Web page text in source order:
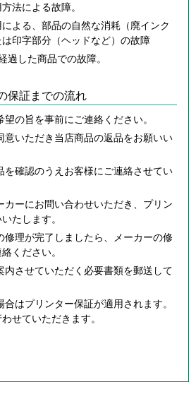
法による故障。
よる、部品の自然な消耗（廃インク
印字部分（ヘッドなど）の故障
過した商品での故障。
保証までの流れ
の旨を事前にご連絡ください。
意いただき当店商品の返品をお願いい
を確認のうえお客様にご連絡させてい
カーにお問い合わせいただき、プリン
たします。
修理が完了しましたら、メーカーの修
ください。
内させていただく必要書類を郵送して
はプリンター保証が適用されます。
せていただきます。